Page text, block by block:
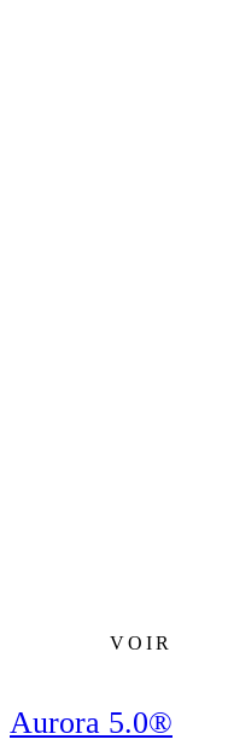
VOIR
Aurora 5.0®